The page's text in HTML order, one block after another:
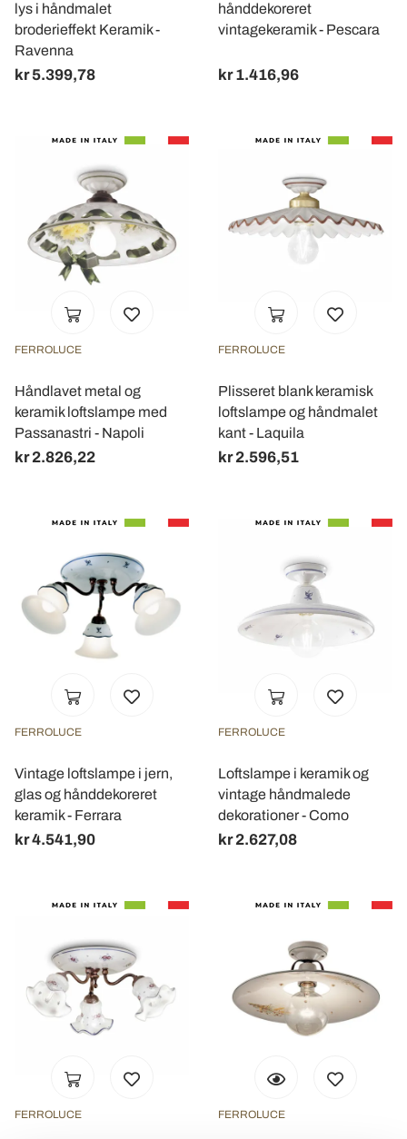
lys i håndmalet
broderieffekt Keramik -
Ravenna
kr 5.399,78
hånddekoreret
vintagekeramik - Pescara
kr 1.416,96
FERROLUCE
Håndlavet metal og
keramik loftslampe med
Passanastri - Napoli
kr 2.826,22
FERROLUCE
Plisseret blank keramisk
loftslampe og håndmalet
kant - Laquila
kr 2.596,51
FERROLUCE
Vintage loftslampe i jern,
glas og hånddekoreret
keramik - Ferrara
kr 4.541,90
FERROLUCE
Loftslampe i keramik og
vintage håndmalede
dekorationer - Como
kr 2.627,08
FERROLUCE FERROLUCE